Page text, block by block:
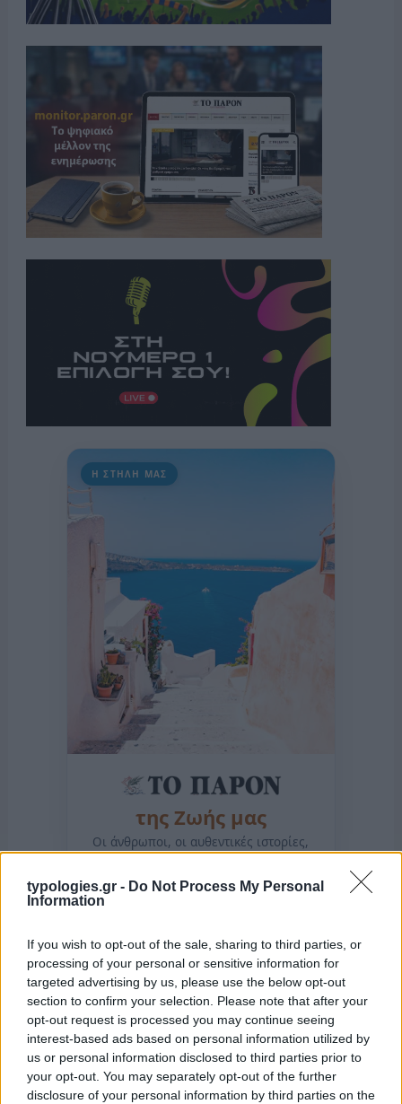
typologies.gr - Do Not Process My Personal
Information
If you wish to opt-out of the sale, sharing to third parties, or
processing of your personal or sensitive information for
targeted advertising by us, please use the below opt-out
section to confirm your selection. Please note that after your
opt-out request is processed you may continue seeing
interest-based ads based on personal information utilized by
us or personal information disclosed to third parties prior to
your opt-out. You may separately opt-out of the further
disclosure of your personal information by third parties on the
Η ΣΤΗΛΗ ΜΑΣ
της Ζωής μας
Οι άνθρωποι, οι αυθεντικές ιστορίες,
πολιτισμός που μας ενώνει κάθε μέρα.
ΓΙΑ ΤΟ ΚΑΛΟΚΑΙΡΙ ΣΟΥ →
ΤΟ ΠΑΡΟΝ ΤΗΣ ΚΥΡΙΑΚΗΣ